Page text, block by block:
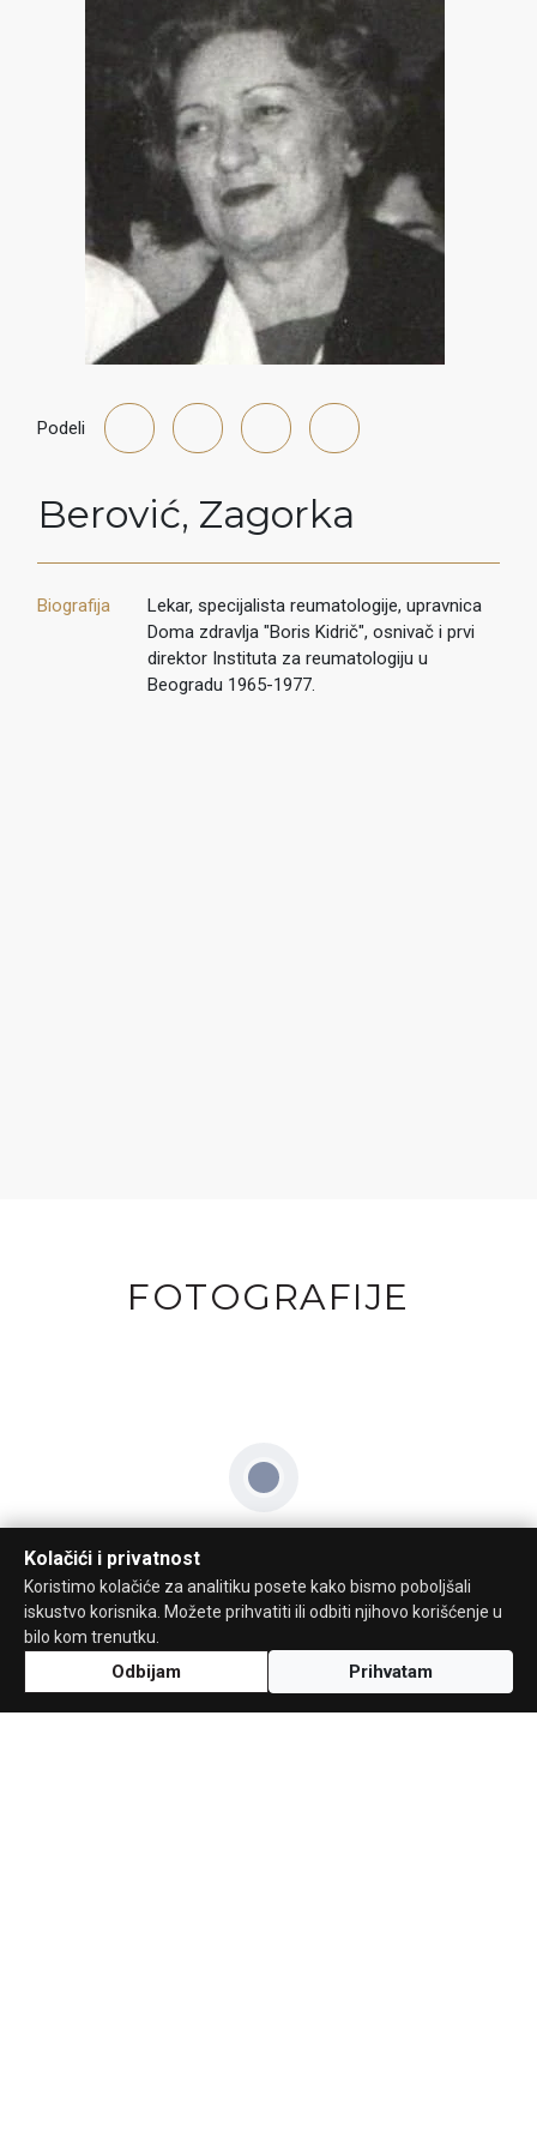
Podeli
Berović, Zagorka
Biografija
Lekar, specijalista reumatologije, upravnica
Doma zdravlja "Boris Kidrič", osnivač i prvi
direktor Instituta za reumatologiju u
Beogradu 1965-1977.
FOTOGRAFIJE
Kolačići i privatnost
Koristimo kolačiće za analitiku posete kako bismo poboljšali
iskustvo korisnika. Možete prihvatiti ili odbiti njihovo korišćenje u
bilo kom trenutku.
Odbijam Prihvatam